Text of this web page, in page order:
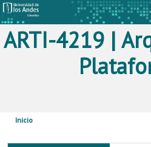
ARTI-4219 |
Inicio